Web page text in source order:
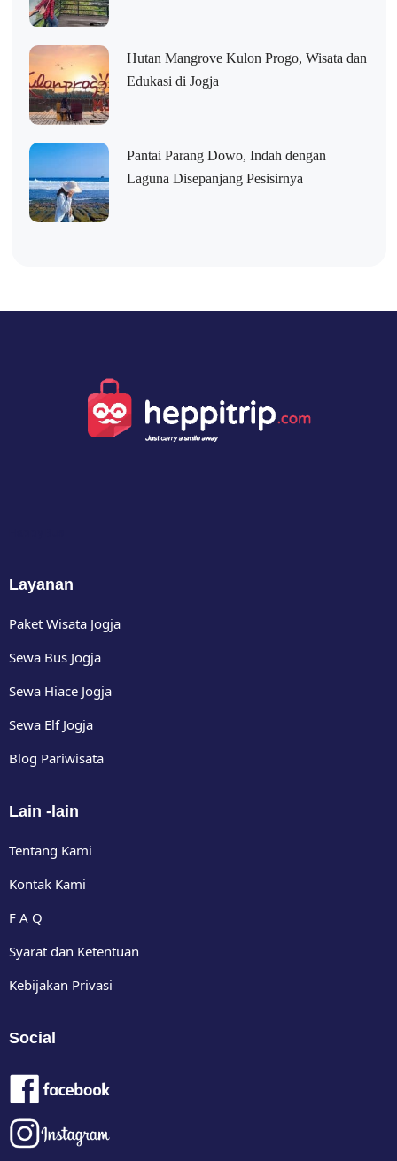
Hutan Mangrove Kulon Progo, Wisata dan
Edukasi di Jogja
Pantai Parang Dowo, Indah dengan
Laguna Disepanjang Pesisirnya
Layanan
Paket Wisata Jogja
Sewa Bus Jogja
Sewa Hiace Jogja
Sewa Elf Jogja
Blog Pariwisata
Lain -lain
Tentang Kami
Kontak Kami
F A Q
Syarat dan Ketentuan
Kebijakan Privasi
Social